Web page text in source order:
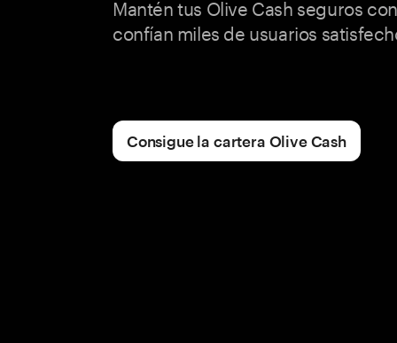
Mantén tus Olive Cash seguros
confían miles de usuarios
Consigue la cartera Olive Cash